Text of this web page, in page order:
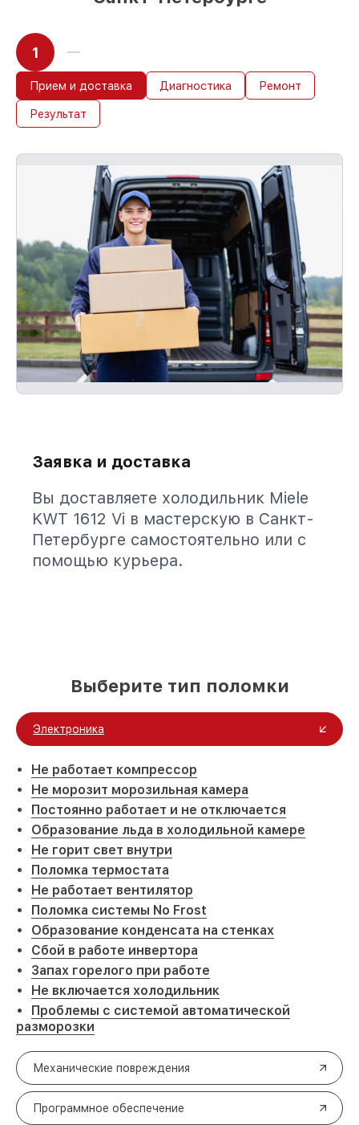
1
Прием и доставка Диагностика Ремонт
Результат
Заявка и доставка
Вы доставляете холодильник Miele
KWT 1612 Vi в мастерскую в Санкт-
Петербурге самостоятельно или с
помощью курьера.
Выберите тип поломки
Электроника
Не работает компрессор
Не морозит морозильная камера
Постоянно работает и не отключается
Образование льда в холодильной камере
Не горит свет внутри
Поломка термостата
Не работает вентилятор
Поломка системы No Frost
Образование конденсата на стенках
Сбой в работе инвертора
Запах горелого при работе
Не включается холодильник
Проблемы с системой автоматической
разморозки
Механические повреждения
Программное обеспечение